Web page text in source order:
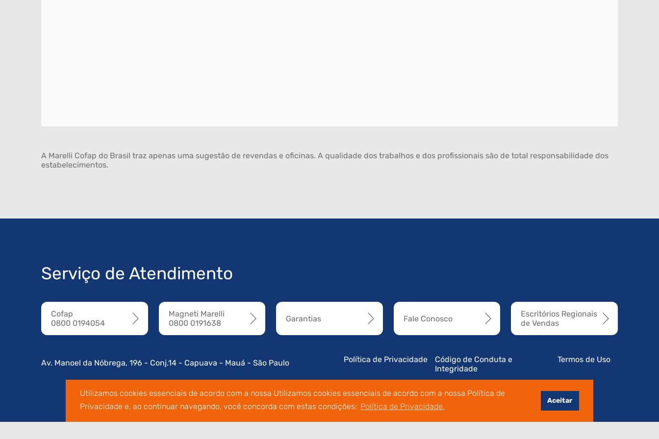
Utilizamos cookies essenciais de acordo com a nossa Utilizamos cookies essenciais de acordo com a nossa Política de
Privacidade e, ao continuar navegando, você concorda com estas condições: Política de Privacidade.
Aceitar
A Marelli Cofap do Brasil traz apenas uma sugestão de revendas e oficinas. A qualidade dos trabalhos e dos profissionais são de total responsabilidade dos
estabelecimentos.
Serviço de Atendimento
Cofap
0800 0194054
Magneti Marelli
0800 0191638
Garantias Fale Conosco
Escritórios Regionais
de Vendas
Av. Manoel da Nóbrega, 196 - Conj.14 - Capuava - Mauá - São Paulo Termos de Uso
Código de Conduta e
Integridade
Política de Privacidade